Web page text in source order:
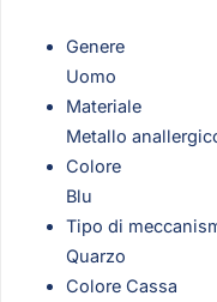
Genere
Uomo
Materiale
Metallo
Colore
Blu
Tipo di
Quarzo
Colore Cassa